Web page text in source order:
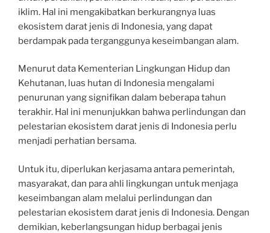
iklim. Hal ini mengakibatkan berkurangnya luas
ekosistem darat jenis di Indonesia, yang dapat
berdampak pada terganggunya keseimbangan alam.
Menurut data Kementerian Lingkungan Hidup dan
Kehutanan, luas hutan di Indonesia mengalami
penurunan yang signifikan dalam beberapa tahun
terakhir. Hal ini menunjukkan bahwa perlindungan dan
pelestarian ekosistem darat jenis di Indonesia perlu
menjadi perhatian bersama.
Untuk itu, diperlukan kerjasama antara pemerintah,
masyarakat, dan para ahli lingkungan untuk menjaga
keseimbangan alam melalui perlindungan dan
pelestarian ekosistem darat jenis di Indonesia. Dengan
demikian, keberlangsungan hidup berbagai jenis